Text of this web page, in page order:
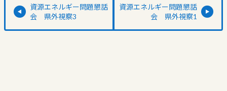
資源エネルギー問題懇話
会 県外視察3
資源エネルギー問題懇話
会 県外視察1